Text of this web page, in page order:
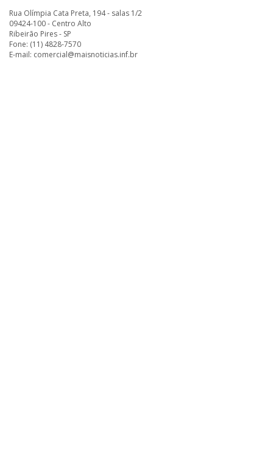
Rua Olímpia Cata Preta, 194 - salas 1/2
09424-100 - Centro Alto
Ribeirão Pires - SP
Fone: (11) 4828-7570
E-mail: comercial@maisnoticias.inf.br